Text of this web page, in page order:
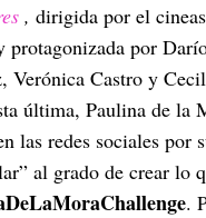
, dirigida por el
protagonizada por
Verónica Castro y
última, Paulina de la
las redes sociales por
al grado de crear lo
.